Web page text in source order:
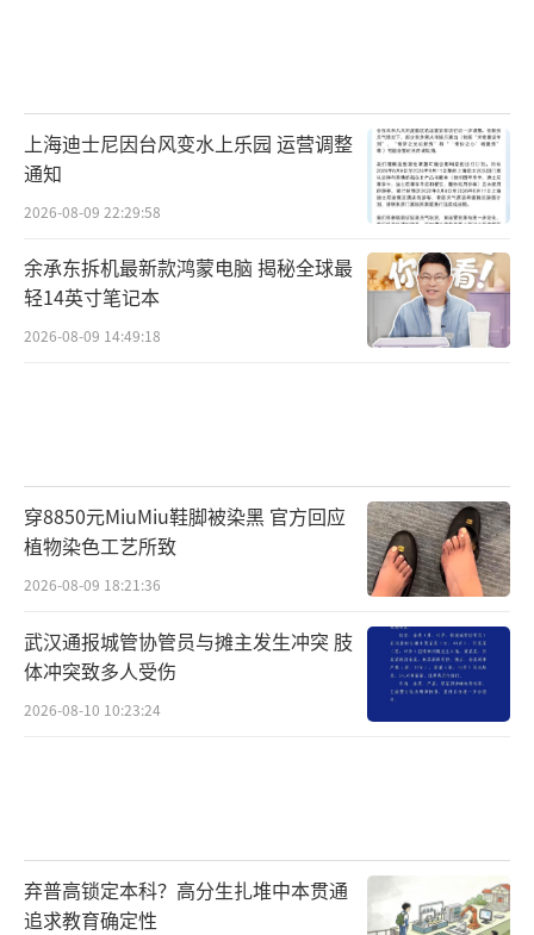
上海迪士尼因台风变水上乐园 运营调整
通知
2026-08-09 22:29:58
余承东拆机最新款鸿蒙电脑 揭秘全球最
轻14英寸笔记本
2026-08-09 14:49:18
穿8850元MiuMiu鞋脚被染黑 官方回应
植物染色工艺所致
2026-08-09 18:21:36
武汉通报城管协管员与摊主发生冲突 肢
体冲突致多人受伤
2026-08-10 10:23:24
弃普高锁定本科？高分生扎堆中本贯通
追求教育确定性